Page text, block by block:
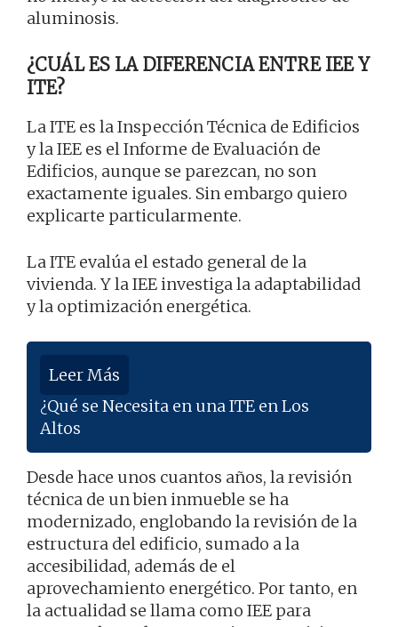
aluminosis.
¿CUÁL ES LA DIFERENCIA ENTRE IEE Y
ITE?
La ITE es la Inspección Técnica de Edificios
y la IEE es el Informe de Evaluación de
Edificios, aunque se parezcan, no son
exactamente iguales. Sin embargo quiero
explicarte particularmente.
La ITE evalúa el estado general de la
vivienda. Y la IEE investiga la adaptabilidad
y la optimización energética.
Leer Más
¿Qué se Necesita en una ITE en Los
Altos
Desde hace unos cuantos años, la revisión
técnica de un bien inmueble se ha
modernizado, englobando la revisión de la
estructura del edificio, sumado a la
accesibilidad, además de el
aprovechamiento energético. Por tanto, en
la actualidad se llama como IEE para